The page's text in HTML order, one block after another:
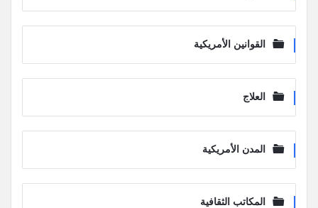
القوانين الأمريكية
العلاج
المدن الأمريكية
المكاتب الثقافية